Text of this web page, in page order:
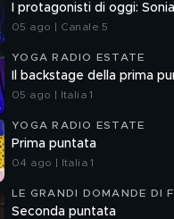
I protagonisti di oggi:
05 ago | Canale 5
YOGA RADIO ESTATE
Il backstage della prima
05 ago | Italia 1
YOGA RADIO ESTATE
Prima puntata
04 ago | Italia 1
LE GRANDI DOMANDE DI
Seconda puntata